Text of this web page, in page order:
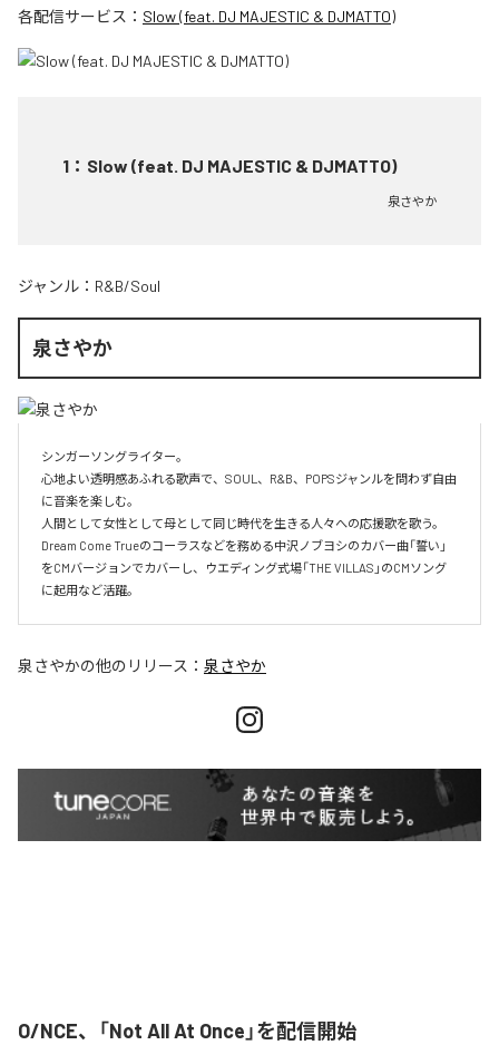
各配信サービス： Slow (feat. DJ MAJESTIC & DJMATTO)
1 ： Slow (feat. DJ MAJESTIC & DJMATTO)
泉さやか
ジャンル： R&B/Soul
泉さやか
シンガーソングライター。
心地よい透明感あふれる歌声で、SOUL、R&B、POPSジャンルを問わず自由
に音楽を楽しむ。
人間として女性として母として同じ時代を生きる人々への応援歌を歌う。
Dream Come Trueのコーラスなどを務める中沢ノブヨシのカバー曲「誓い」
をCMバージョンでカバーし、ウエディング式場「THE VILLAS」のCMソング
に起用など活躍。
泉さやかの他のリリース： 泉さやか
O/NCE、「Not All At Once」を配信開始